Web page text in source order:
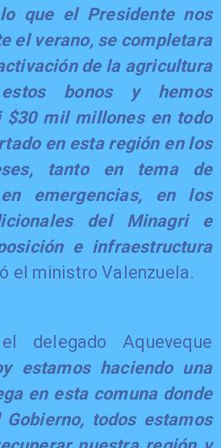
que el Presidente nos
el verano, se completara
de la agricultura
bonos y hemos
$30 mil millones en todo
en esta región en los
tanto en tema de
emergencias, en los
del Minagri e
e infraestructura
el ministro Valenzuela.
delegado Aqueveque
estamos haciendo una
en esta comuna donde
todos estamos